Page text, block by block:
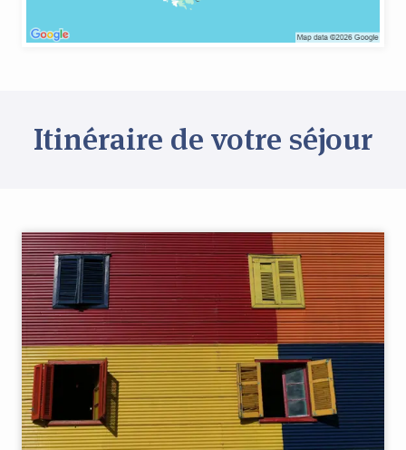
Itinéraire de votre séjour